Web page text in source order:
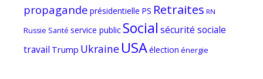
propagande présidentielle PS Retraites RN
Russie Santé service public Social sécurité sociale
travail Trump Ukraine USAélection énergie